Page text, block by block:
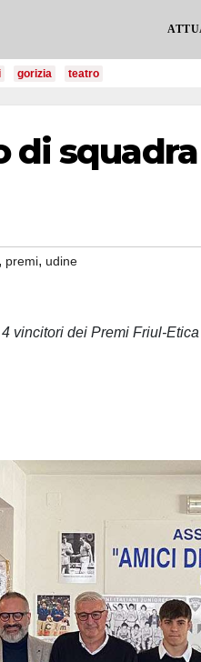
gorizia teatro
di
, premi, udine
vincitori dei Premi Friul-Etica